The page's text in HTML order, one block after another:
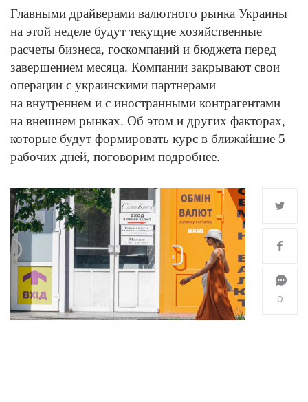
Главными драйверами валютного рынка Украины
на этой неделе будут текущие хозяйственные
расчеты бизнеса, госкомпаний и бюджета перед
завершением месяца. Компании закрывают свои
операции с украинскими партнерами
на внутреннем и с иностранными контрагентами
на внешнем рынках. Об этом и других факторах,
которые будут формировать курс в ближайшие 5
рабочих дней, поговорим подробнее.
0